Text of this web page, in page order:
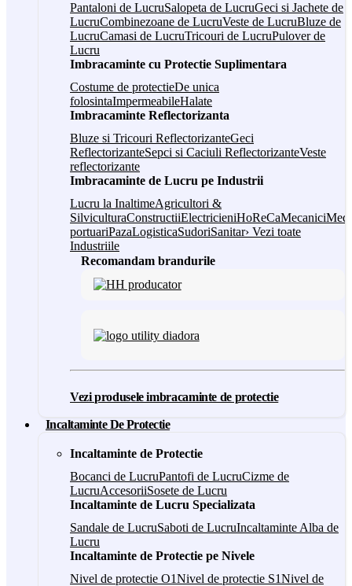
Pantaloni de LucruSalopeta de LucruGeci si Jachete de
LucruCombinezoane de LucruVeste de LucruBluze de
LucruCamasi de LucruTricouri de LucruPulover de
Lucru
Imbracaminte cu Protectie Suplimentara
Costume de protectieDe unica
folosintaImpermeabileHalate
Imbracaminte Reflectorizanta
Bluze si Tricouri ReflectorizanteGeci
ReflectorizanteSepci si Caciuli ReflectorizanteVeste
reflectorizante
Imbracaminte de Lucru pe Industrii
Lucru la InaltimeAgricultori &
SilviculturaConstructiiElectricieniHoReCaMecanici
portuariPazaLogisticaSudoriSanitar› Vezi toate
Industriile
Recomandam brandurile
Vezi produsele imbracaminte de protectie
Incaltaminte De Protectie
Incaltaminte de Protectie
Bocanci de LucruPantofi de LucruCizme de
LucruAccesoriiSosete de Lucru
Incaltaminte de Lucru Specializata
Sandale de LucruSaboti de LucruIncaltaminte Alba de
Lucru
Incaltaminte de Protectie pe Nivele
Nivel de protectie O1Nivel de protectie S1Nivel de